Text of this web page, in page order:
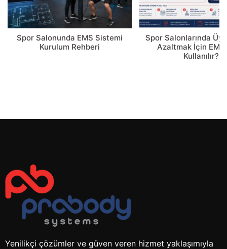
Spor Salonunda EMS Sistemi
Kurulum Rehberi
Spor Salonlarında Üye
Azaltmak İçin EMS
Kullanılır?
Yenilikçi çözümler ve güven veren hizmet yaklaşımıyla